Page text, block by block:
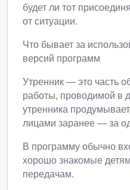
будет ли тот
от ситуации.
Что бывает за
версий программ
Утренник — это часть
работы, проводимой в
утренника
лицами заранее — за
В программу обычно
хорошо знакомые
передачам.